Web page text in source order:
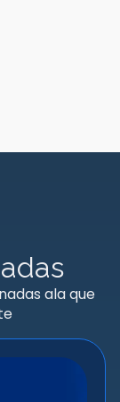
ala que